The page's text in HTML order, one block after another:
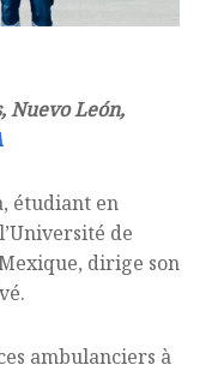
Nuevo León,
étudiant en
de
dirige son
ambulanciers à